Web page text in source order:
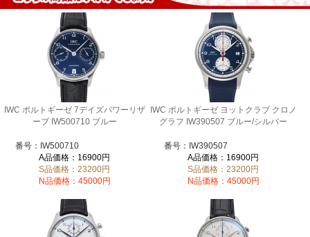
IWC ポルトギーゼ 7デイズパワーリザ
ーブ IW500710 ブルー
番号：IW500710
A品価格：16900円
S品価格：23200円
N品価格：45000円
IWC ポルトギーゼ ヨットクラブ クロノ
グラフ IW390507 ブルー/シルバー
番号：IW390507
A品価格：16900円
S品価格：23200円
N品価格：45000円